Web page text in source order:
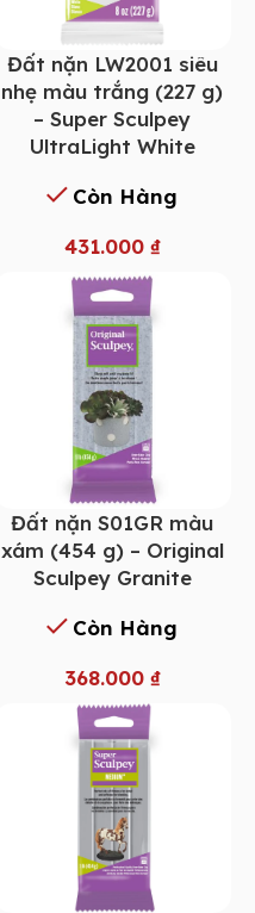
Đất nặn LW2001 siêu
nhẹ màu trắng (227 g)
– Super Sculpey
UltraLight White
Còn Hàng
431.000 ₫
Đất nặn S01GR màu
xám (454 g) – Original
Sculpey Granite
Còn Hàng
368.000 ₫